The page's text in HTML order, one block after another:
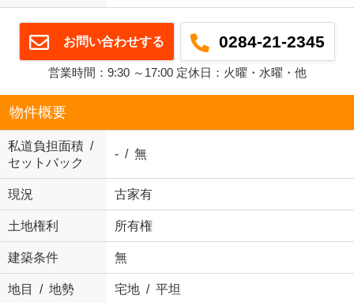
お問い合わせする 0284-21-2345
営業時間：9:30 ～17:00 定休日：火曜・水曜・他
物件概要
私道負担面積 /
セットバック
- / 無
現況 古家有
土地権利 所有権
建築条件 無
地目 / 地勢 宅地 / 平坦